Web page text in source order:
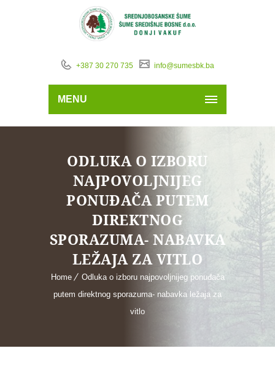
+387 30 270 735 info@sumesbk.ba
MENU
ODLUKA O IZBORU
NAJPOVOLJNIJEG
PONUĐAČA PUTEM
DIREKTNOG
SPORAZUMA- NABAVKA
LEŽAJA ZA VITLO
Home
Odluka o izboru najpovoljnijeg ponuđača
putem direktnog sporazuma- nabavka ležaja za
vitlo